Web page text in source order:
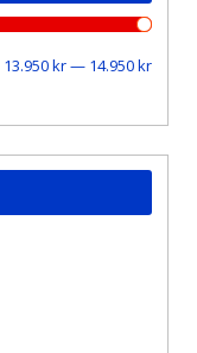
Min
Max
13.950 kr— 14.950 kr